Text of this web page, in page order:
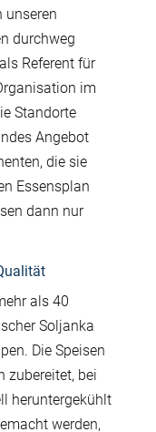
unseren
durchweg
Referent für
im
Standorte
Angebot
die sie
Essensplan
dann nur
als 40
Soljanka
Die Speisen
zubereitet, bei
heruntergekühlt
werden,